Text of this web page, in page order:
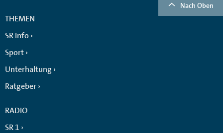
Nach Oben
THEMEN
SR info
Sport
Unterhaltung
Ratgeber
RADIO
SR 1